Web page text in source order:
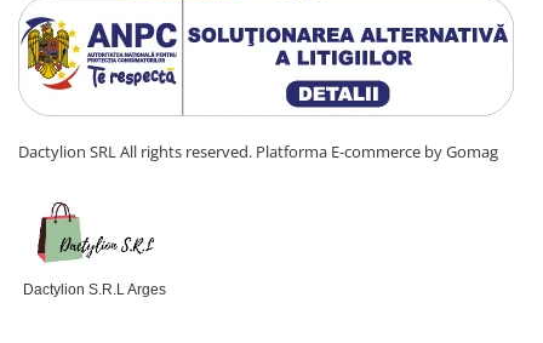
Dactylion SRL All rights reserved. Platforma E-commerce by Gomag
Dactylion S.R.L Arges